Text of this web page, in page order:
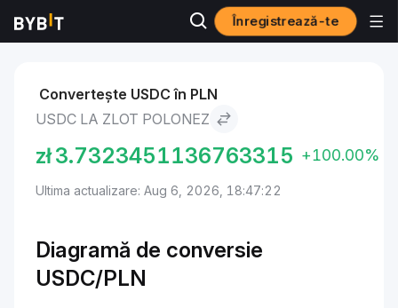
Înregistrează-te
Markets USDC to Zlot polonez
Convertește USDC în PLN
USDC LA ZLOT POLONEZ
zł3.7323451136763315 +100.00%
Ultima actualizare: Aug 6, 2026, 18:47:22
Diagramă de conversie
USDC/PLN